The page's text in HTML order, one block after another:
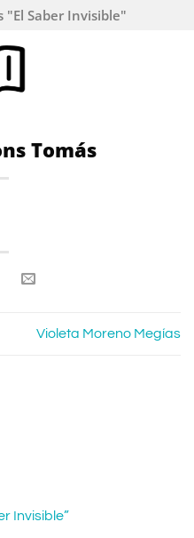
"El Saber Invisible"
Tomás
Violeta Moreno Megías
Invisible”